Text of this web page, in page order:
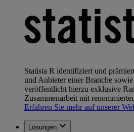
Statista R identifiziert und
und Anbieter einer Branche
veröffentlicht hierzu exklusive
Zusammenarbeit mit
Erfahren Sie mehr auf unserer
Lösungen